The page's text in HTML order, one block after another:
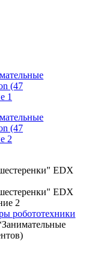
робототехники